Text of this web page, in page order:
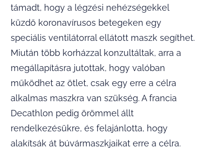
támadt, hogy a légzési nehézségekkel
küzdő koronavírusos betegeken egy
speciális ventilátorral ellátott maszk segíthet.
Miután több korházzal konzultáltak, arra a
megállapításra jutottak, hogy valóban
működhet az ötlet, csak egy erre a célra
alkalmas maszkra van szükség. A francia
Decathlon pedig örömmel állt
rendelkezésükre, és felajánlotta, hogy
alakítsák át búvármaszkjaikat erre a célra.